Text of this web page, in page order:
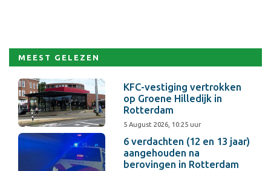
MEEST GELEZEN
KFC-vestiging vertrokken
op Groene Hilledijk in
Rotterdam
5 August 2026, 10:25 uur
6 verdachten (12 en 13 jaar)
aangehouden na
berovingen in Rotterdam